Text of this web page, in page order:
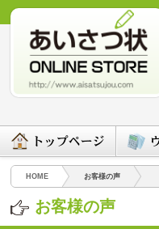
HOME お客様の声
お客様の声